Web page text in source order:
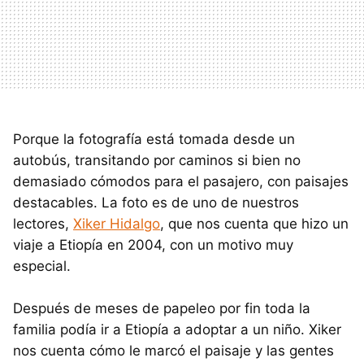
Porque la fotografía está tomada desde un
autobús, transitando por caminos si bien no
demasiado cómodos para el pasajero, con paisajes
destacables. La foto es de uno de nuestros
lectores, Xiker Hidalgo, que nos cuenta que hizo un
viaje a Etiopía en 2004, con un motivo muy
especial.
Después de meses de papeleo por fin toda la
familia podía ir a Etiopía a adoptar a un niño. Xiker
nos cuenta cómo le marcó el paisaje y las gentes